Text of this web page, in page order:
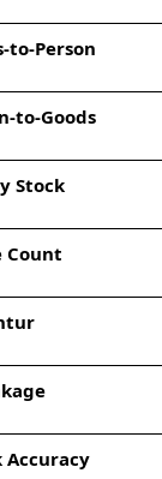
to-Person
to-Goods
Stock
Count
Accuracy